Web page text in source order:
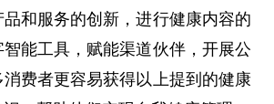
和服务的创新，进行健康内容的
能工具，赋能渠道伙伴，开展公
费者更容易获得以上提到的健康